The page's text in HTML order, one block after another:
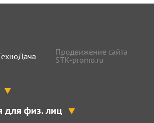
Продвижение сайта
STK-promo.ru
физ. лиц